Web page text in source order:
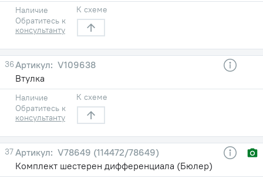
Наличие
Обратитесь к
консультанту
К схеме
36
V109638
Втулка
Наличие
Обратитесь к
консультанту
К схеме
37
V78649 (114472/78649)
Комплект шестерен дифференциала (Бюлер)